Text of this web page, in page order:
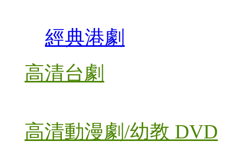
經典港劇
高清台劇
高清動漫劇/幼教 DVD